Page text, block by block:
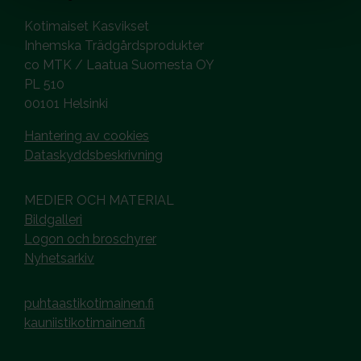
Kotimaiset Kasvikset
Inhemska Trädgårdsprodukter
co MTK / Laatua Suomesta OY
PL 510
00101 Helsinki
Hantering av cookies
Dataskyddsbeskrivning
MEDIER OCH MATERIAL
Bildgalleri
Logon och broschyrer
Nyhetsarkiv
puhtaastikotimainen.fi
kauniistikotimainen.fi